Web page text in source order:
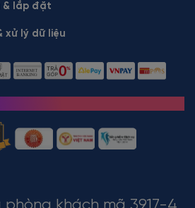
& lắp đặt
xử lý dữ liệu